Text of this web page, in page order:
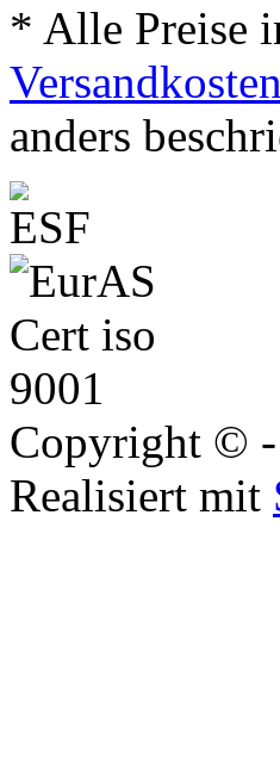
* Alle Preise
Versandkosten
anders
Copyright © -
Realisiert mit